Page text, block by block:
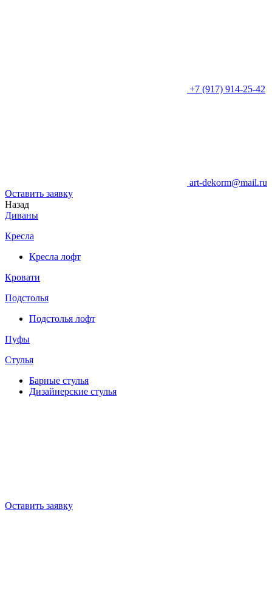
+7 (917) 914-25-42
art-dekorm@mail.ru
Оставить заявку
Назад
Диваны
Кресла
Кресла лофт
Кровати
Подстолья
Подстолья лофт
Пуфы
Стулья
Барные cтулья
Дизайнерские cтулья
Оставить заявку